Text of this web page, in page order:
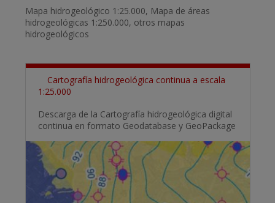
Mapa hidrogeológico 1:25.000, Mapa de áreas
hidrogeológicas 1:250.000, otros mapas
hidrogeológicos
Cartografía hidrogeológica continua a escala
1:25.000
Descarga de la Cartografía hidrogeológica digital
continua en formato Geodatabase y GeoPackage